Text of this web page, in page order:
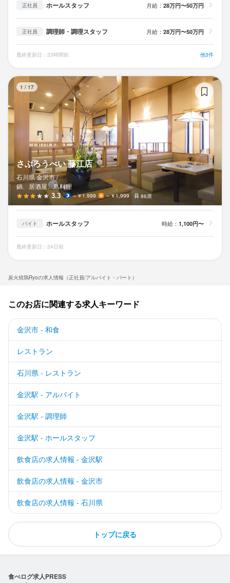
炭火焼鶏Ryoの求人情報（正社員/アルバイト・パート）
正社員 ホールスタッフ 月給： 28万円〜50万円
正社員 調理師・調理スタッフ 月給： 28万円〜50万円
最終更新日：23時間前 他3件
1 / 17
さぶろうべい 藤江店
石川県 金沢市 /
鍋、居酒屋、鳥料理
3.3 ～￥1,999 ～￥1,999 86席
バイト ホールスタッフ 時給： 1,100円〜
最終更新日：24日前
このお店に関連する求人キーワード
金沢市 - 和食
レストラン
石川県 - レストラン
金沢駅 - アルバイト
金沢駅 - 調理師
金沢駅 - ホールスタッフ
飲食店の求人情報 - 金沢駅
飲食店の求人情報 - 金沢市
飲食店の求人情報 - 石川県
トップに戻る
食べログ求人PRESS